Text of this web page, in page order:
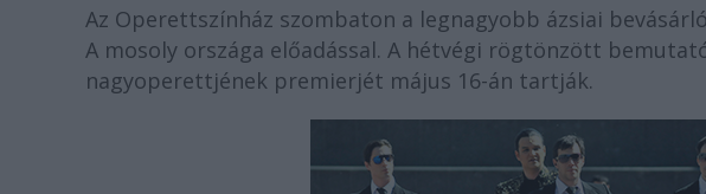
Az Operettszínház szombaton a legnagyobb ázsiai
A mosoly országa előadással. A hétvégi rögtönzött
nagyoperettjének premierjét május 16-án tartják.